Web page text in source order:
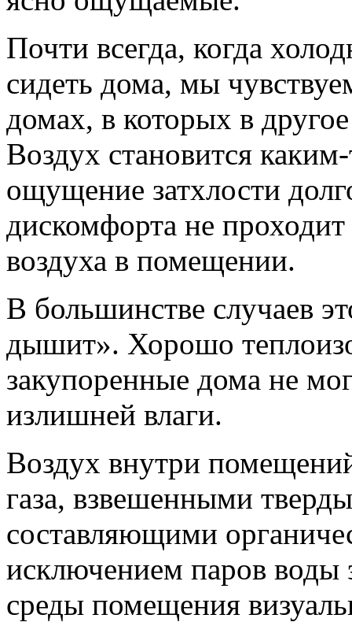
Почти всегда, когда
сидеть дома, мы
домах, в которых в
Воздух становится
ощущение затхлости
дискомфорта не
воздуха в помещении.
В большинстве случаев
дышит». Хорошо
закупоренные дома не
излишней влаги.
Воздух внутри
газа, взвешенными
составляющими
исключением паров
среды помещения